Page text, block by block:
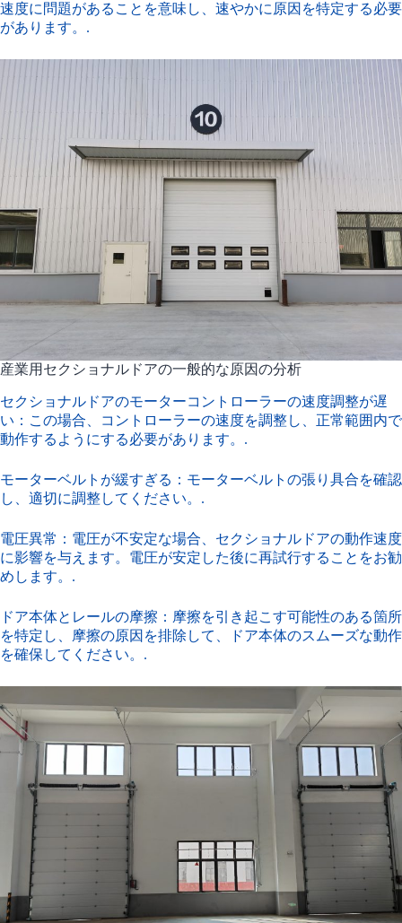
速度に問題があることを意味し、速やかに原因を特定する必要
があります。.
産業用セクショナルドアの一般的な原因の分析
セクショナルドアのモーターコントローラーの速度調整が遅
い：この場合、コントローラーの速度を調整し、正常範囲内で
動作するようにする必要があります。.
モーターベルトが緩すぎる：モーターベルトの張り具合を確認
し、適切に調整してください。.
電圧異常：電圧が不安定な場合、セクショナルドアの動作速度
に影響を与えます。電圧が安定した後に再試行することをお勧
めします。.
ドア本体とレールの摩擦：摩擦を引き起こす可能性のある箇所
を特定し、摩擦の原因を排除して、ドア本体のスムーズな動作
を確保してください。.